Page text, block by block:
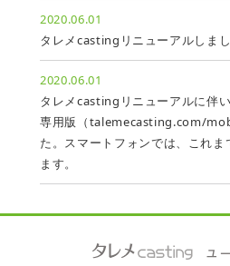
2020.06.01
タレメcastingリニューアルしまし
2020.06.01
タレメcastingリニューアルに伴
専用版（talemecasting.com/
た。スマートフォンでは、これ
ます。